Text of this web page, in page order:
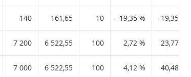
140 161,65 10 -19,35 % -19,35 %
7 200 6 522,55 100 2,72 % 23,77 %
7 000 6 522,55 100 4,12 % 40,48 %